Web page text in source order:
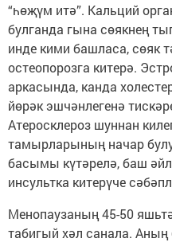
“һөҗүм итә”. Кальций
булганда гына сөякнең
инде кими башласа, сөяк
остеопорозга китерә.
аркасында, канда
йөрәк эшчәнлегенә
Атеросклероз шуннан
тамырларының начар
басымы күтәрелә, баш
инсультка китерүче
Менопаузаның 45-50
табигый хәл санала.